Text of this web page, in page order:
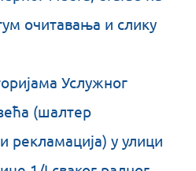
очитавања и слику
Услужног
(шалтер
рекламација) у улици